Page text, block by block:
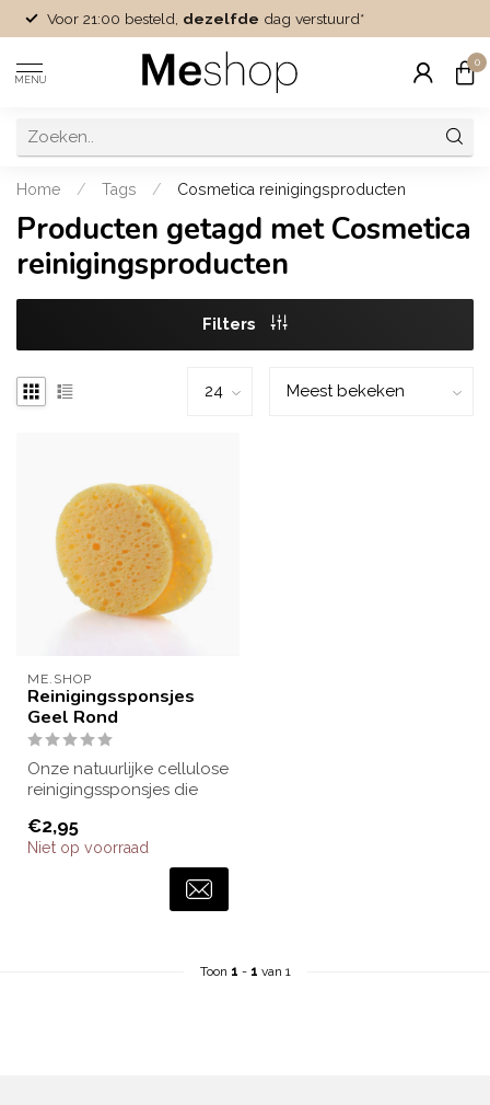
Voor 21:00 besteld, dezelfde dag verstuurd*
MENU
0
Home / Tags / Cosmetica reinigingsproducten
Producten getagd met Cosmetica
reinigingsproducten
Filters
ME.SHOP
Reinigingssponsjes
Geel Rond
Onze natuurlijke cellulose
reinigingssponsjes die
huidty...
€2,95
Niet op voorraad
Toon 1 - 1 van 1